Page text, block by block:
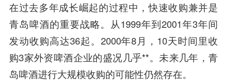
在过去多年成长崛起的过程中，快速收购兼并是
青岛啤酒的重要战略。从1999年到2001年3年间
发动收购高达36起。2000年8月，10天时间里收
购3家外资啤酒企业的盛况几乎**。未来几年，青
岛啤酒进行大规模收购的可能性仍然存在。